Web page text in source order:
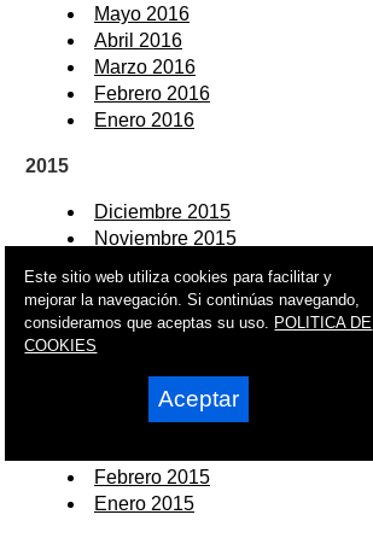
Mayo 2016
Abril 2016
Marzo 2016
Febrero 2016
Enero 2016
2015
Diciembre 2015
Noviembre 2015
Septiembre 2015
Agosto 2015
Julio 2015
Mayo 2015
Abril 2015
Febrero 2015
Enero 2015
Este sitio web utiliza cookies para facilitar y
mejorar la navegación. Si continúas navegando,
consideramos que aceptas su uso. POLITICA DE
COOKIES
Aceptar